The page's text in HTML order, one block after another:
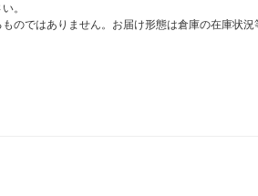
。
のではありません。お届け形態は倉庫の在庫状